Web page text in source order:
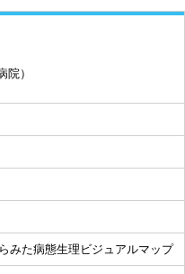
）
みた病態生理ビジュアルマップ